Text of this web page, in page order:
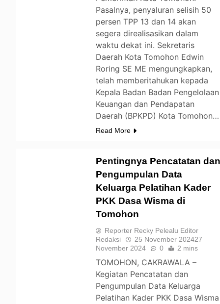
Pasalnya, penyaluran selisih 50
persen TPP 13 dan 14 akan
segera direalisasikan dalam
waktu dekat ini. Sekretaris
Daerah Kota Tomohon Edwin
Roring SE ME mengungkapkan,
telah memberitahukan kepada
Kepala Badan Badan Pengelolaan
Keuangan dan Pendapatan
Daerah (BPKPD) Kota Tomohon…
Read More
Pentingnya Pencatatan
Pengumpulan Data
Keluarga Pelatihan Kader
PKK Dasa Wisma di
Tomohon
Reporter Recky Pelealu Editor
Redaksi
25 November 202427
November 2024
0 2 mins
TOMOHON, CAKRAWALA –
Kegiatan Pencatatan dan
Pengumpulan Data Keluarga
Pelatihan Kader PKK Dasa Wisma